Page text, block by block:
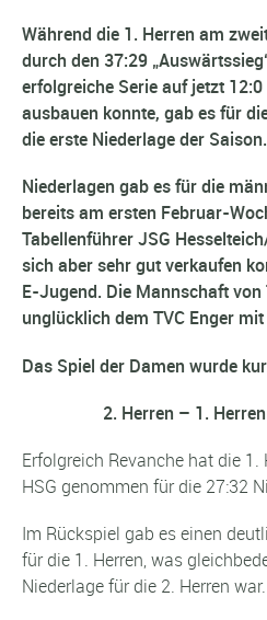
Während die 1. Herren am
durch den 37:29
erfolgreiche Serie auf jetzt
ausbauen konnte, gab es für
die erste Niederlage der Saison.
Niederlagen gab es für die
bereits am ersten Februar-
Tabellenführer JSG
sich aber sehr gut verkaufen
E-Jugend. Die Mannschaft
unglücklich dem TVC Enger mit
Das Spiel der Damen wurde
2. Herren – 1.
Erfolgreich Revanche hat die
HSG genommen für die 27:32
Im Rückspiel gab es einen
für die 1. Herren, was
Niederlage für die 2. Herren war.